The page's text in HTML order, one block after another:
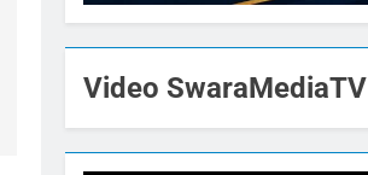
Video SwaraMediaTV